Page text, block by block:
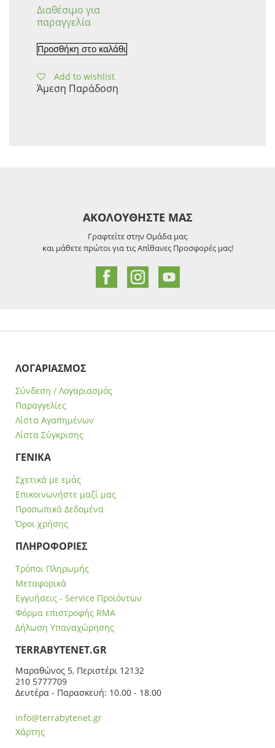
Διαθέσιμο για
παραγγελία
Προσθήκη στο καλάθι
Add to wishlist
Άμεση Παράδοση
ΑΚΟΛΟΥΘΗΣΤΕ ΜΑΣ
Γραφτείτε στην Ομάδα μας
και μάθετε πρώτοι για τις Απίθανες Προσφορές μας!
ΛΟΓΑΡΙΑΣΜΟΣ
Σύνδεση / Λογαριασμός
Παραγγελίες
Λίστα Αγαπημένων
Λίστα Σύγκρισης
ΓΕΝΙΚΑ
Σχετικά με εμάς
Επικοινωνήστε μαζί μας
Προσωπικά Δεδομένα
Όροι χρήσης
ΠΛΗΡΟΦΟΡΙΕΣ
Τρόποι Πληρωμής
Μεταφορικά
Εγγυήσεις - Service Προϊόντων
Φόρμα επιστροφής RMA
Δήλωση Υπαναχώρησης
ΤERRABYTENET.GR
Μαραθώνος 5, Περιστέρι 12132
210 5777709
Δευτέρα - Παρασκευή: 10.00 - 18.00
info@terrabytenet.gr
Χάρτης